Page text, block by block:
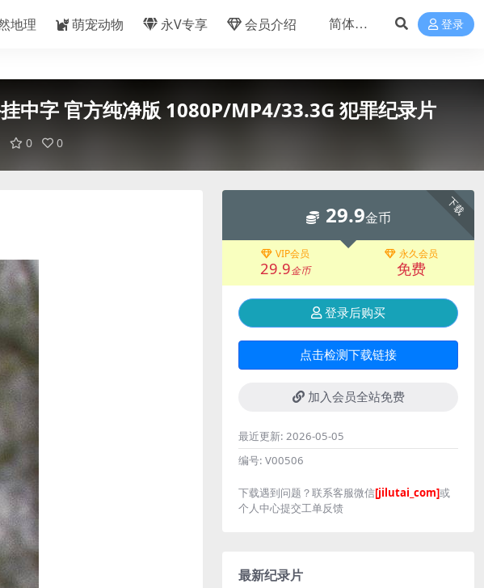
地理 萌宠动物 永V专享 会员介绍 登录
中字 官方纯净版 1080P/MP4/33.3G 犯罪纪录片
0 0
下载
29.9金币
VIP会员
29.9金币
永久会员
免费
登录后购买
点击检测下载链接
加入会员全站免费
最近更新: 2026-05-05
编号: V00506
下载遇到问题？联系客服微信[jilutai_com]或
个人中心提交工单反馈
最新纪录片